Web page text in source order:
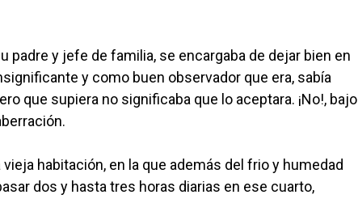
padre y jefe de familia, se encargaba de dejar bien en
y como buen observador que era, sabía
que supiera no significaba que lo aceptara. ¡No!, bajo
habitación, en la que además del frio y humedad
dos y hasta tres horas diarias en ese cuarto,